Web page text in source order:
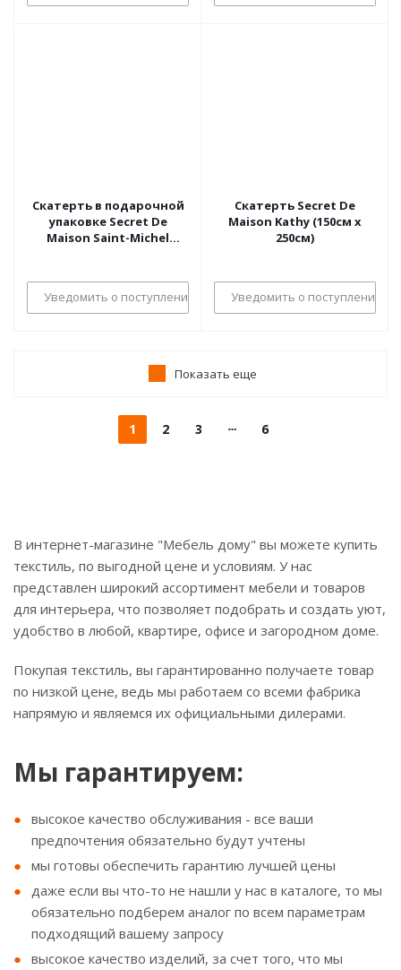
Скатерть в подарочной
упаковке Secret De
Maison Saint-Michel
Уведомить о поступлении
Скатерть Secret De
Maison Kathy (150см х
250см)
Уведомить о поступлении
Показать еще
1 2 3 6
В интернет-магазине "Мебель дому" вы можете купить
текстиль, по выгодной цене и условиям. У нас
представлен широкий ассортимент мебели и товаров
для интерьера, что позволяет подобрать и создать уют,
удобство в любой, квартире, офисе и загородном доме.
Покупая текстиль, вы гарантированно получаете товар
по низкой цене, ведь мы работаем со всеми фабрика
напрямую и являемся их официальными дилерами.
Мы гарантируем:
высокое качество обслуживания - все ваши
предпочтения обязательно будут учтены
мы готовы обеспечить гарантию лучшей цены
даже если вы что-то не нашли у нас в каталоге, то мы
обязательно подберем аналог по всем параметрам
подходящий вашему запросу
высокое качество изделий, за счет того, что мы